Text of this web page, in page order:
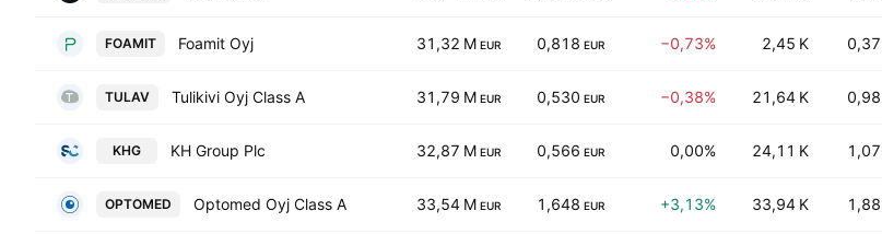
FOAMIT Foamit Oyj 31,32 M EUR 0,818 EUR −0,73% 2,45 K 0,37
TULAV Tulikivi Oyj Class A 31,79 M EUR 0,530 EUR −0,38% 21,64 K 0,98
KHG KH Group Plc 32,87 M EUR 0,566 EUR 0,00% 24,11 K 1,07
OPTOMED Optomed Oyj Class A 33,54 M EUR 1,648 EUR +3,13% 33,94 K 1,88